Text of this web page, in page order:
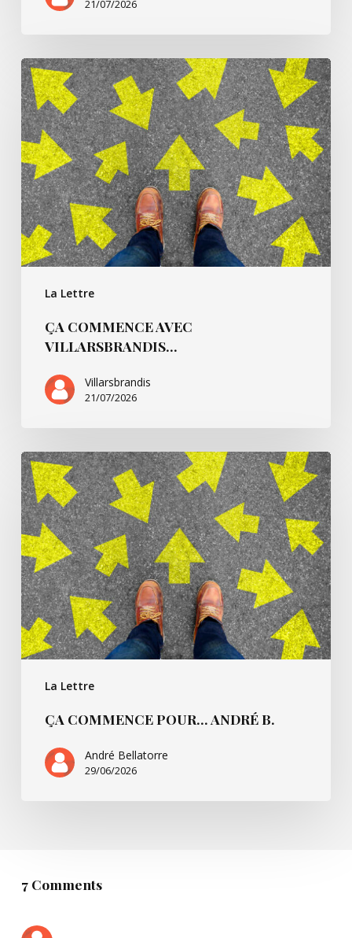
21/07/2026
La Lettre
Ça
commence
avec
Villarsbrandis…
ÇA COMMENCE AVEC
VILLARSBRANDIS…
Villarsbrandis
21/07/2026
La Lettre
Ça
commence
pour…
André
B.
ÇA COMMENCE POUR… ANDRÉ B.
André Bellatorre
29/06/2026
7 Comments